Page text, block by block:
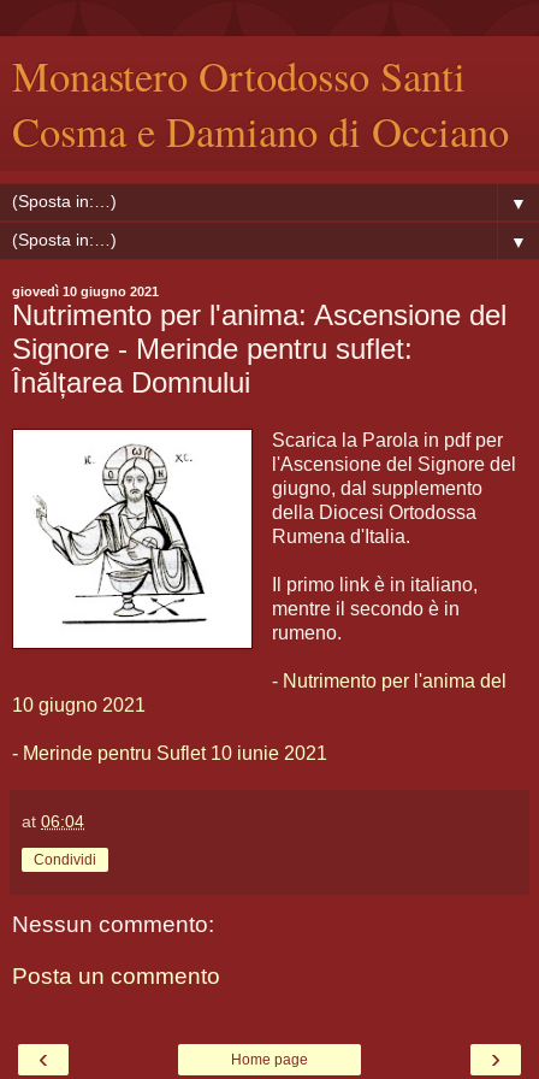
Monastero Ortodosso Santi
Cosma e Damiano di Occiano
▼
▼
giovedì 10 giugno 2021
Nutrimento per l'anima: Ascensione del
Signore - Merinde pentru suflet:
Înălțarea Domnului
Scarica la Parola in pdf per
l'Ascensione del Signore del
giugno, dal supplemento
della Diocesi Ortodossa
Rumena d'Italia.
Il primo link è in italiano,
mentre il secondo è in
rumeno.
- Nutrimento per l'anima del
10 giugno 2021
- Merinde pentru Suflet 10 iunie 2021
at 06:04
Condividi
Nessun commento:
Posta un commento
‹ ›
Home page